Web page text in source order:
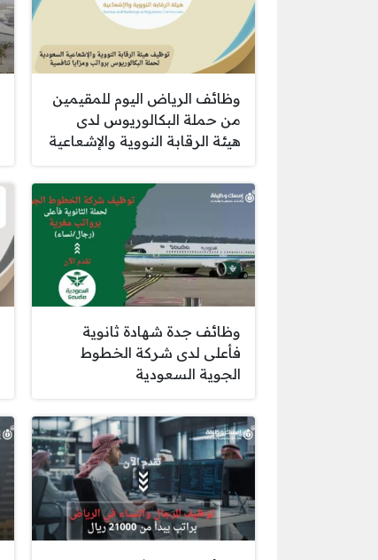
وظائف الرياض اليوم للمقيمين
من حملة البكالوريوس لدى
هيئة الرقابة النووية والإشعاعية
وظائف جدة شهادة ثانوية
فأعلى لدى شركة الخطوط
الجوية السعودية